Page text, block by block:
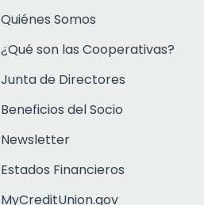
Quiénes Somos
¿Qué son las Cooperativas?
Junta de Directores
Beneficios del Socio
Newsletter
Estados Financieros
MyCreditUnion.gov